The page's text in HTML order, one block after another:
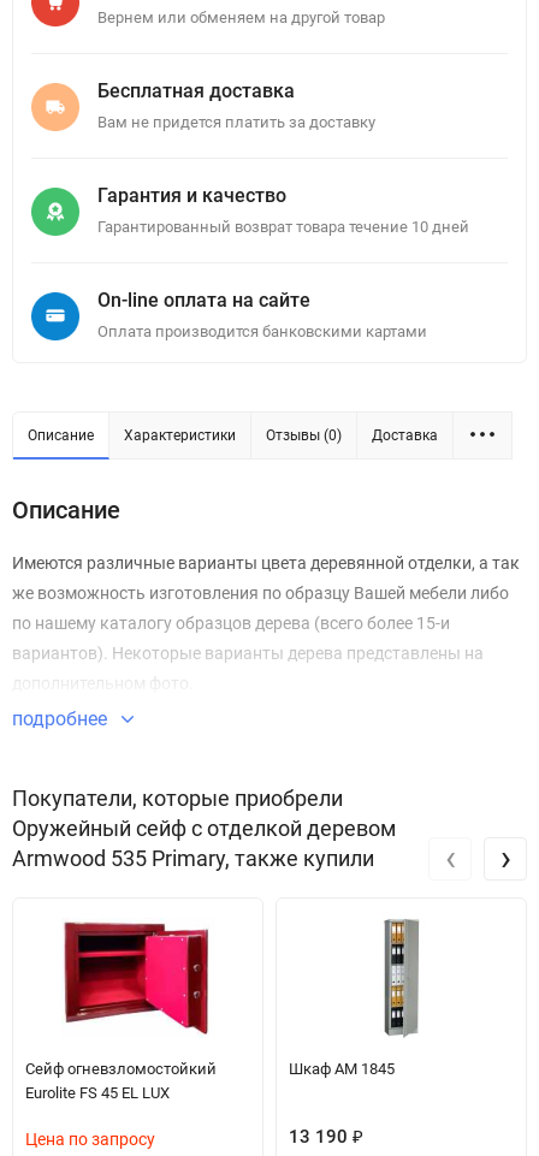
Вернем или обменяем на другой товар
Бесплатная доставка
Вам не придется платить за доставку
Гарантия и качество
Гарантированный возврат товара течение 10 дней
On-line оплата на сайте
Оплата производится банковскими картами
Описание Характеристики Отзывы (0) Доставка
Описание
Имеются различные варианты цвета деревянной отделки, а так
же возможность изготовления по образцу Вашей мебели либо
по нашему каталогу образцов дерева (всего более 15-и
вариантов). Некоторые варианты дерева представлены на
дополнительном фото.
подробнее
Покупатели, которые приобрели
Оружейный сейф с отделкой деревом
Armwood 535 Primary, также купили
Сейф огневзломостойкий
Eurolite FS 45 EL LUX
Цена по запросу
Шкаф АМ 1845
13 190 ₽
‹ ›